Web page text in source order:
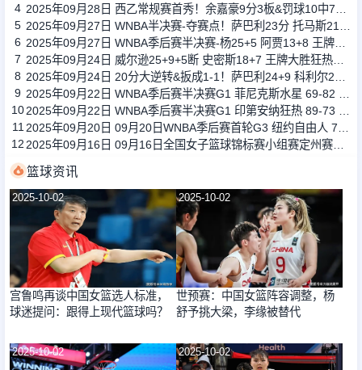
4
5
6
7
8
9
10
11
12
篮球资讯
2025-10-02
宫鲁鸣再谈中国女篮选人标准，
球迷提问：跟得上现代篮球吗？
2025-10-02
世预赛：中国女篮阵容调整，杨
舒予挑大梁，李缘被替代
2025-10-02 2025-10-02